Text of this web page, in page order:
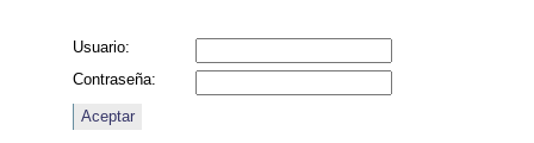
Usuario:
Contraseña: